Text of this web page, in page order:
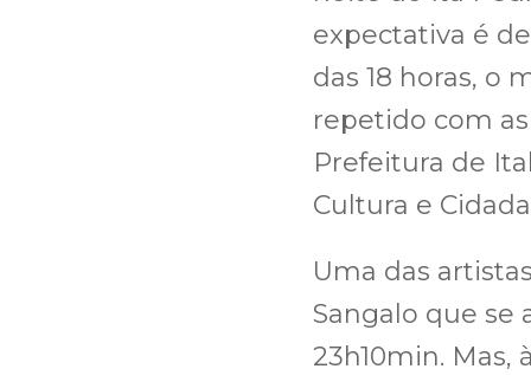
expectativa é
das 18 horas, o
repetido com
Prefeitura de
Cultura e
Uma das
Sangalo que se
23h10min. Mas,